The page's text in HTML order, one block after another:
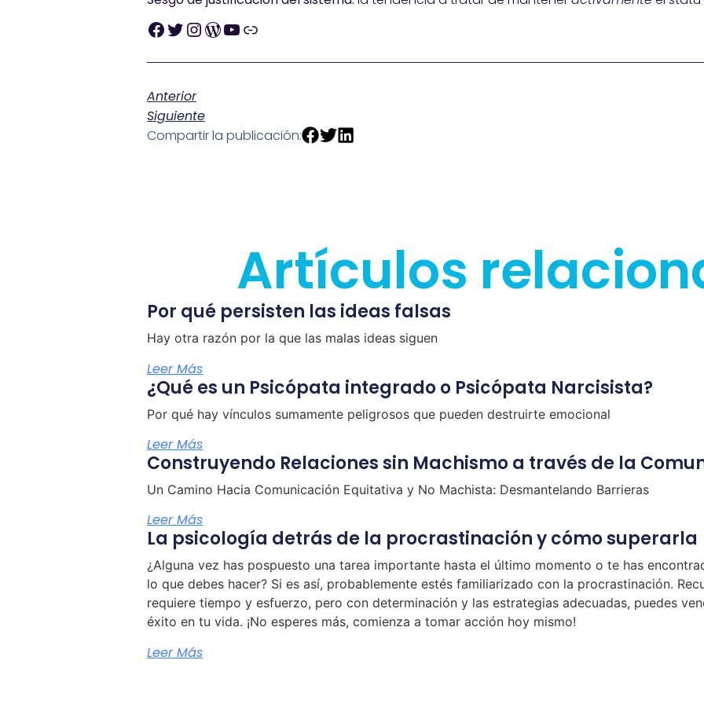
Anterior
Siguiente
Compartir la publicación:
Artículos
Por qué persisten las ideas falsas
Hay otra razón por la que las malas ideas siguen
Leer Más
¿Qué es un Psicópata integrado o Psicópata Narcisista?
Por qué hay vínculos sumamente peligrosos que pueden destruirte emocional
Leer Más
Construyendo Relaciones sin Machismo a través de la
Un Camino Hacia Comunicación Equitativa y No Machista: Desmantelando Barrieras
Leer Más
La psicología detrás de la procrastinación y cómo superarla
¿Alguna vez has pospuesto una tarea importante hasta el último momento o te has
lo que debes hacer? Si es así, probablemente estés familiarizado con la procrastinación.
requiere tiempo y esfuerzo, pero con determinación y las estrategias adecuadas, puedes
éxito en tu vida. ¡No esperes más, comienza a tomar acción hoy mismo!
Leer Más